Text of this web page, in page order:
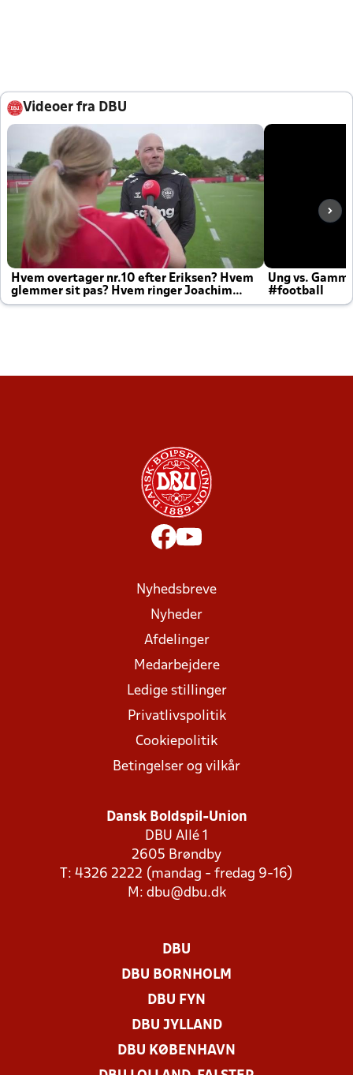
Videoer fra DBU
Hvem overtager nr.10 efter Eriksen? Hvem
glemmer sit pas? Hvem ringer Joachim
altid til efter kampe?
Ung vs.
#football
Nyhedsbreve
Nyheder
Afdelinger
Medarbejdere
Ledige stillinger
Privatlivspolitik
Cookiepolitik
Betingelser og vilkår
Dansk Boldspil-Union
DBU Allé 1
2605 Brøndby
T: 4326 2222 (mandag - fredag 9-16)
M: dbu@dbu.dk
DBU
DBU BORNHOLM
DBU FYN
DBU JYLLAND
DBU KØBENHAVN